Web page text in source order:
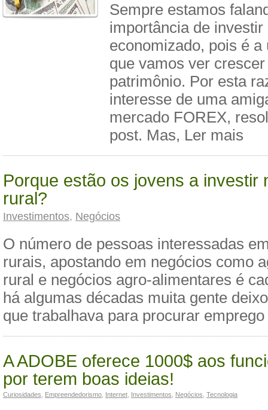
Sempre estamos
importância de investir
economizado, pois é
que vamos ver
patrimônio. Por esta
interesse de uma
mercado FOREX,
post. Mas, Ler mais
Porque estão os jovens a investir
rural?
Investimentos, Negócios
O número de pessoas interessadas
rurais, apostando em negócios como
rural e negócios agro-alimentares é
há algumas décadas muita gente
que trabalhava para procurar
A ADOBE oferece 1000$ aos
por terem boas ideias!
Curiosidades Empreendedorismo Internet Investimentos Negócios Tecnologia